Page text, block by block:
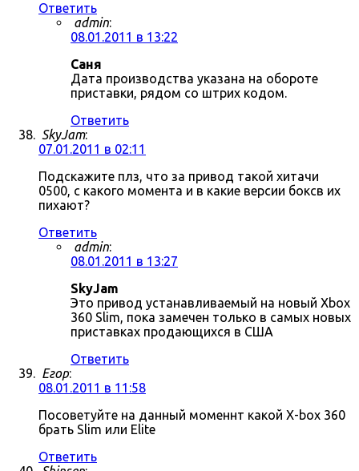
Ответить
admin:
08.01.2011 в 13:22
Саня
Дата производства указана на обороте
приставки, рядом со штрих кодом.
Ответить
SkyJam:
07.01.2011 в 02:11
Подскажите плз, что за привод такой хитачи
0500, с какого момента и в какие версии боксв их
пихают?
Ответить
admin:
08.01.2011 в 13:27
SkyJam
Это привод устанавливаемый на новый Xbox
360 Slim, пока замечен только в самых новых
приставках продающихся в США
Ответить
Егор:
08.01.2011 в 11:58
Посоветуйте на данный моменнт какой X-box 360
брать Slim или Elite
Ответить